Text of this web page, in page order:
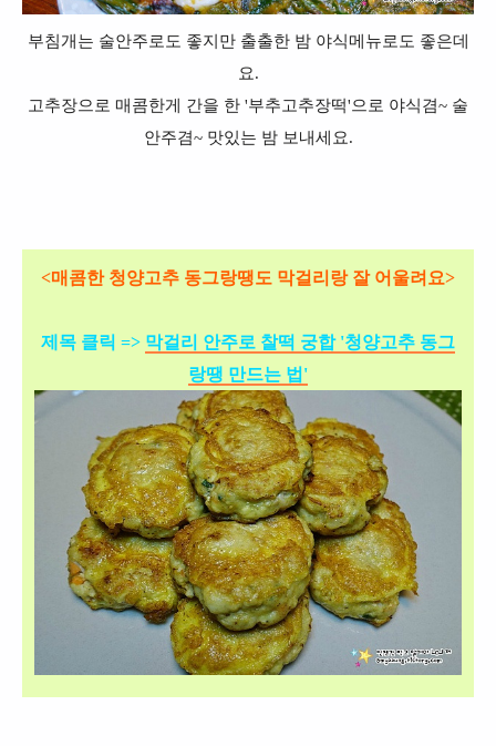
부침개는 술안주로도 좋지만 출출한 밤 야식메뉴로도 좋은데
요.
고추장으로 매콤한게 간을 한 '부추고추장떡'으로 야식겸~ 술
안주겸~ 맛있는 밤 보내세요.
<매콤한 청양고추 동그랑땡도 막걸리랑 잘 어울려요>
제목 클릭 => 막걸리 안주로 찰떡 궁합 '청양고추 동그
랑땡 만드는 법'